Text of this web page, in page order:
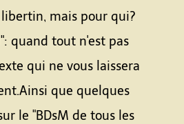
mais pour qui?
quand tout n'est pas
qui ne vous laissera
que quelques
le "BDsM de tous les